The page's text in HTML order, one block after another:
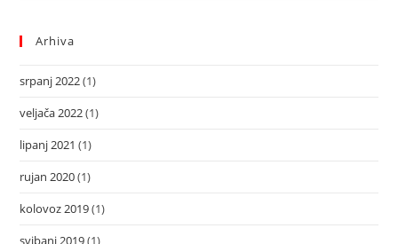
Arhiva
srpanj 2022(1)
veljača 2022(1)
lipanj 2021 (1)
rujan 2020(1)
kolovoz 2019(1)
svibanj 2019(1)